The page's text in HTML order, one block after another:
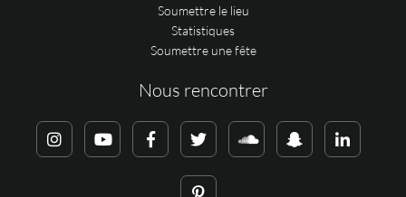
Soumettre le lieu
Statistiques
Soumettre une fête
Nous rencontrer